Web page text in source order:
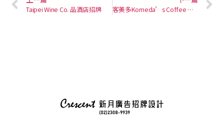
Taipei Wine Co. 品酒店招牌 客美多Komeda’s Coffee 咖啡店招牌